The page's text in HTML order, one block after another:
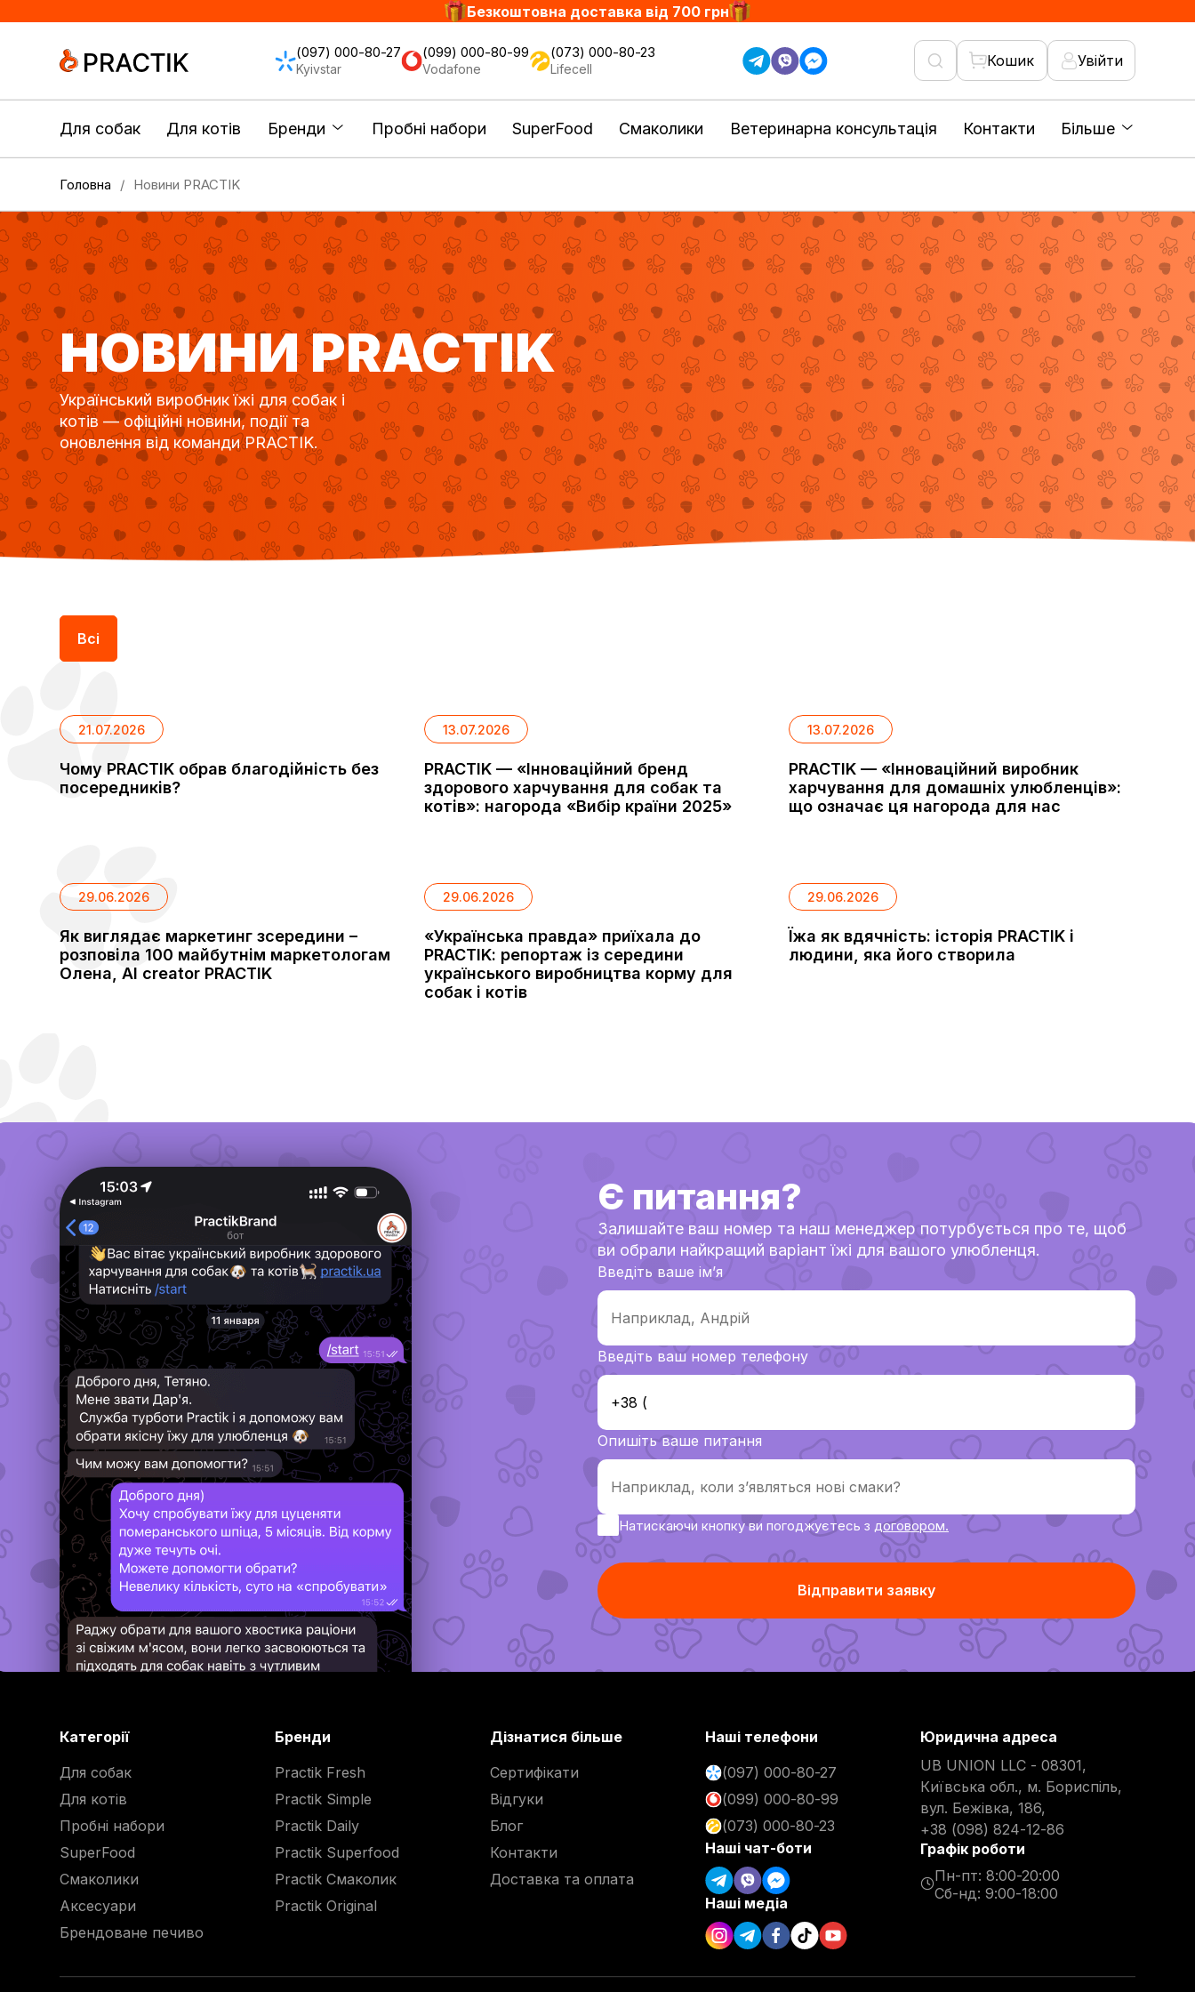
Безкоштовна доставка від 700 грн
(097) 000-80-27
Kyivstar
(099) 000-80-99
Vodafone
(073) 000-80-23
Lifecell Кошик Увійти
Для собак Для котів Бренди Пробні набори SuperFood Смаколики Ветеринарна консультація Контакти Більше
Головна Новини PRACTIK
НОВИНИ PRACTIK
Український виробник їжі для собак і
котів — офіційні новини, події та
оновлення від команди PRACTIK.
Всі
21.07.2026
Чому PRACTIK обрав благодійність без
посередників?
13.07.2026
PRACTIK — «Інноваційний бренд
здорового харчування для собак та
котів»: нагорода «Вибір країни 2025»
13.07.2026
PRACTIK — «Інноваційний виробник
харчування для домашніх улюбленців»:
що означає ця нагорода для нас
29.06.2026
Як виглядає маркетинг зсередини –
розповіла 100 майбутнім маркетологам
Олена, АІ creator PRACTIK
29.06.2026
«Українська правда» приїхала до
PRACTIK: репортаж із середини
українського виробництва корму для
собак і котів
29.06.2026
Їжа як вдячність: історія PRACTIK і
людини, яка його створила
Є питання?
Залишайте ваш номер та наш менеджер потурбується про те, щоб
ви обрали найкращий варіант їжі для вашого улюбленця.
Введіть ваше імʼя
Введіть ваш номер телефону
Опишіть ваше питання
Натискаючи кнопку ви погоджуєтесь з договoром.
Відправити заявку
Категорії
Для собак
Для котів
Пробні набори
SuperFood
Смаколики
Аксесуари
Брендоване печиво
Бренди
Practik Fresh
Practik Simple
Practik Daily
Practik Superfood
Practik Смаколик
Practik Original
Дізнатися більше
Сертифікати
Відгуки
Блог
Контакти
Доставка та оплата
Наші телефони
(097) 000-80-27
(099) 000-80-99
(073) 000-80-23
Наші чат-боти
Наші медіа
Юридична адреса
UB UNION LLC - 08301,
Київська обл., м. Бориспіль,
вул. Бежівка, 186,
+38 (098) 824-12-86
Графік роботи
Пн-пт: 8:00-20:00
Сб-нд: 9:00-18:00